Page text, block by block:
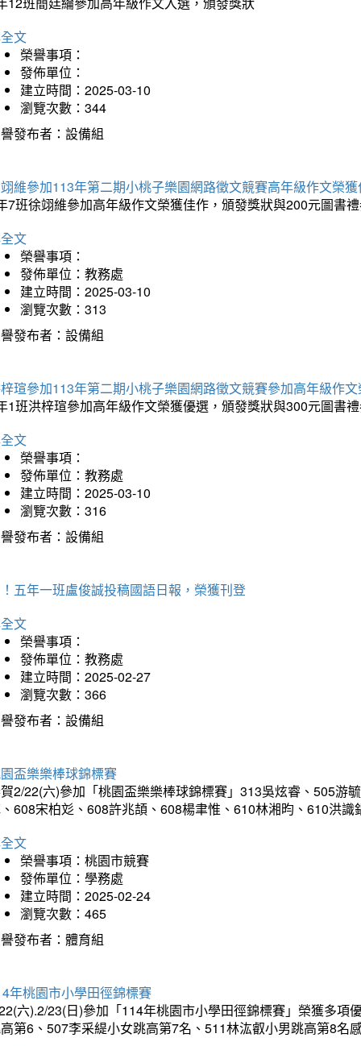
文
榮譽事項：
發佈單位：
建立時間：2025-03-10
瀏覽次數：344
發布者：設備組
維參加113年第二期小桃子樂園網路徵文競賽高年級作文榮
7班徐翊維參加高年級作文榮獲佳作，頒發獎狀與200元圖書
文
榮譽事項：
發佈單位：教務處
建立時間：2025-03-10
瀏覽次數：313
發布者：設備組
瑄參加113年第二期小桃子樂園網路徵文競賽參加高年級作
1班洪梓瑄參加高年級作文榮獲優選，頒發獎狀與300元圖書
文
榮譽事項：
發佈單位：教務處
建立時間：2025-03-10
瀏覽次數：316
發布者：設備組
五年一班盧俊誠投稿國語日報，榮獲刊登
文
榮譽事項：
發佈單位：教務處
建立時間：2025-02-27
瀏覽次數：366
發布者：設備組
盃樂樂棒球錦標賽
2/22(六)參加「桃園盃樂樂棒球錦標賽」313吳炫睿、505游
608宋柏彣、608許兆頡、608楊聿惟、610林湘昀、610洪
文
榮譽事項：桃園市競賽
發佈單位：學務處
建立時間：2025-02-24
瀏覽次數：465
發布者：體育組
年桃園市小學田徑錦標賽
六).2/23(日)參加「114年桃園市小學田徑錦標賽」榮獲多
第6、507李采緹小女跳高第7名、511林汯叡小男跳高第8名